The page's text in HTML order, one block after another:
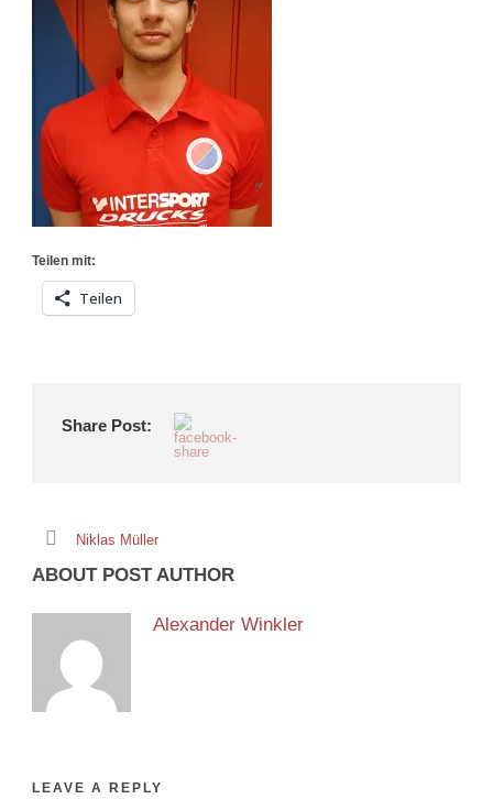
Teilen mit:
Teilen
Share Post:
Niklas Müller
ABOUT POST AUTHOR
Alexander Winkler
LEAVE A REPLY